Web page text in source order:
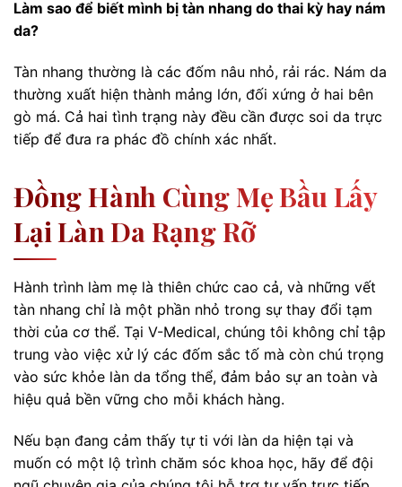
Làm sao để biết mình bị tàn nhang do thai kỳ hay nám
da?
Tàn nhang thường là các đốm nâu nhỏ, rải rác. Nám da
thường xuất hiện thành mảng lớn, đối xứng ở hai bên
gò má. Cả hai tình trạng này đều cần được soi da trực
tiếp để đưa ra phác đồ chính xác nhất.
Đồng Hành Cùng Mẹ Bầu Lấy
Lại Làn Da Rạng Rỡ
Hành trình làm mẹ là thiên chức cao cả, và những vết
tàn nhang chỉ là một phần nhỏ trong sự thay đổi tạm
thời của cơ thể. Tại V-Medical, chúng tôi không chỉ tập
trung vào việc xử lý các đốm sắc tố mà còn chú trọng
vào sức khỏe làn da tổng thể, đảm bảo sự an toàn và
hiệu quả bền vững cho mỗi khách hàng.
Nếu bạn đang cảm thấy tự ti với làn da hiện tại và
muốn có một lộ trình chăm sóc khoa học, hãy để đội